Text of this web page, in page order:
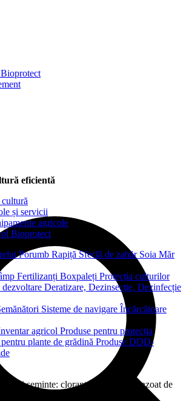
eficientă
și servicii
agricole
Bioprotect
Porumb Rapiță Sfeclă de zahăr Soia Măr
Fertilizanți Boxpaleți Protecția culturilor
dezvoltare Deratizare, Dezinsecție, Dezinfecție
Sisteme de navigare Încărcătoare
agricol Produse pentru protecția
plante de grădină Produse DDD-
si seminte: clorantraniliprol + benzoat de